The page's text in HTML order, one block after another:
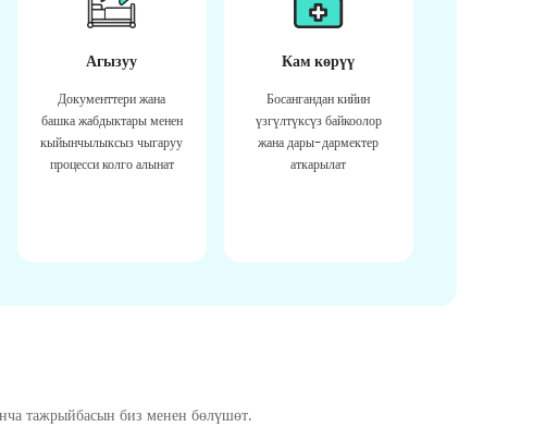
Агызуу
Документтери жана
башка жабдыктары менен
кыйынчылыксыз чыгаруу
процесси колго алынат
Кам көрүү
Босангандан кийин
үзгүлтүксүз байкоолор
жана дары-дармектер
аткарылат
тажрыйбасын биз менен бөлүшөт.